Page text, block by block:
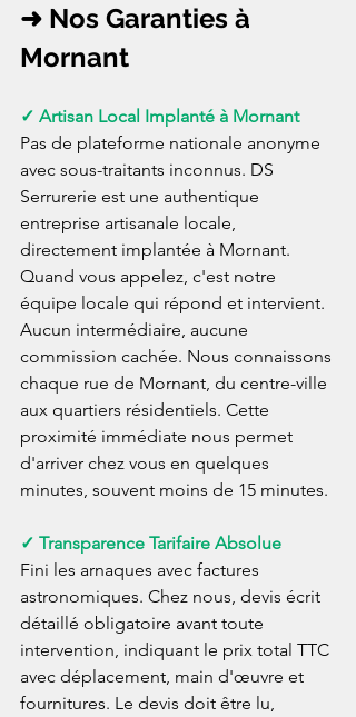
➜ Nos Garanties à
Mornant
✓ Artisan Local Implanté à Mornant
Pas de plateforme nationale anonyme
avec sous-traitants inconnus. DS
Serrurerie est une authentique
entreprise artisanale locale,
directement implantée à Mornant.
Quand vous appelez, c'est notre
équipe locale qui répond et intervient.
Aucun intermédiaire, aucune
commission cachée. Nous connaissons
chaque rue de Mornant, du centre-ville
aux quartiers résidentiels. Cette
proximité immédiate nous permet
d'arriver chez vous en quelques
minutes, souvent moins de 15 minutes.
✓ Transparence Tarifaire Absolue
Fini les arnaques avec factures
astronomiques. Chez nous, devis écrit
détaillé obligatoire avant toute
intervention, indiquant le prix total TTC
avec déplacement, main d'œuvre et
fournitures. Le devis doit être lu,